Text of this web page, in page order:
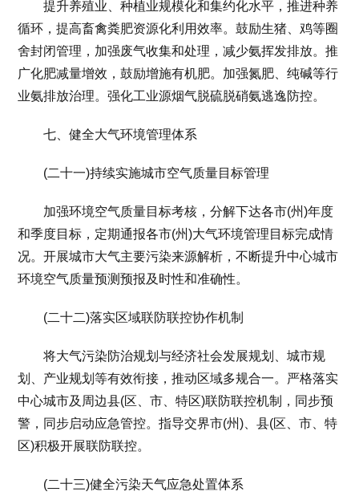
提升养殖业、种植业规模化和集约化水平，推进种养
循环，提高畜禽粪肥资源化利用效率。鼓励生猪、鸡等圈
舍封闭管理，加强废气收集和处理，减少氨挥发排放。推
广化肥减量增效，鼓励增施有机肥。加强氮肥、纯碱等行
业氨排放治理。强化工业源烟气脱硫脱硝氨逃逸防控。
七、健全大气环境管理体系
(二十一)持续实施城市空气质量目标管理
加强环境空气质量目标考核，分解下达各市(州)年度
和季度目标，定期通报各市(州)大气环境管理目标完成情
况。开展城市大气主要污染来源解析，不断提升中心城市
环境空气质量预测预报及时性和准确性。
(二十二)落实区域联防联控协作机制
将大气污染防治规划与经济社会发展规划、城市规
划、产业规划等有效衔接，推动区域多规合一。严格落实
中心城市及周边县(区、市、特区)联防联控机制，同步预
警，同步启动应急管控。指导交界市(州)、县(区、市、特
区)积极开展联防联控。
(二十三)健全污染天气应急处置体系